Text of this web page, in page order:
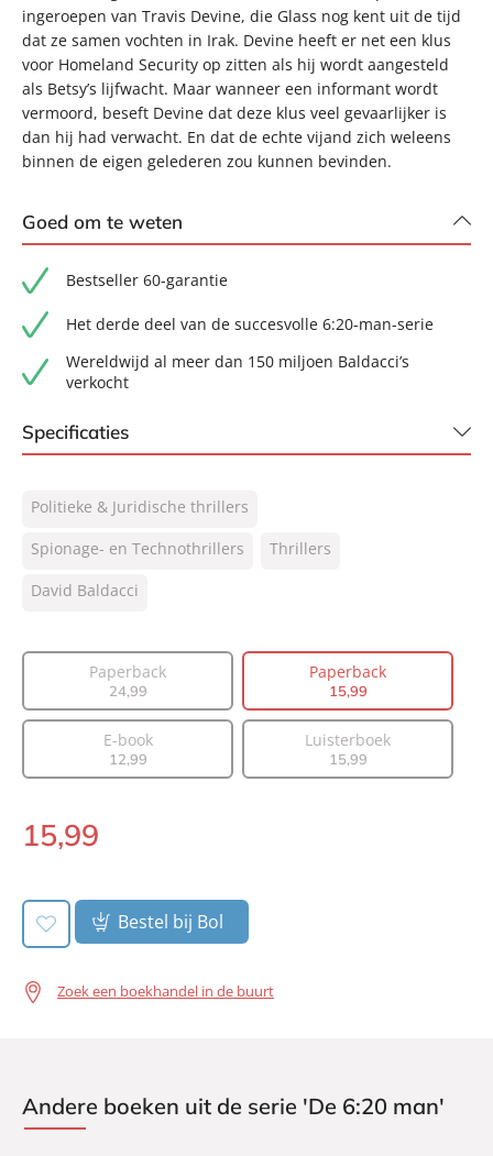
ingeroepen van Travis Devine, die Glass nog kent uit de tijd
dat ze samen vochten in Irak. Devine heeft er net een klus
voor Homeland Security op zitten als hij wordt aangesteld
als Betsy’s lijfwacht. Maar wanneer een informant wordt
vermoord, beseft Devine dat deze klus veel gevaarlijker is
dan hij had verwacht. En dat de echte vijand zich weleens
binnen de eigen gelederen zou kunnen bevinden.
Goed om te weten
Bestseller 60-garantie
Het derde deel van de succesvolle 6:20-man-serie
Wereldwijd al meer dan 150 miljoen Baldacci’s
verkocht
Specificaties
NUR:
332
Type:
Paperback
Auteur(s):
Prijs:
15,99
Aantal pagina's:
Uitgever:
A.W. Bruna Uitgevers
Verschijningsdatum:
Politieke & Juridische thrillers
Spionage- en Technothrillers
Thrillers
David Baldacci
Paperback
24,99
Paperback
15,99
E-book
12,99
Luisterboek
15,99
Paperback:
15,99
Bestel bij Bol
Zoek een boekhandel in de buurt
Andere boeken uit de serie 'De 6:20 man'